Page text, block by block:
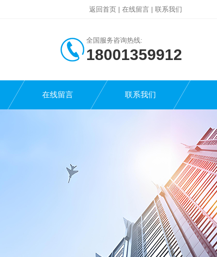
返回首页 | 在线留言 | 联系我们
全国服务咨询热线:
18001359912
在线留言 联系我们